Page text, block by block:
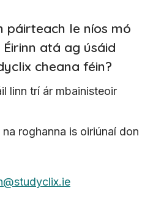
páirteach le níos mó
atá ag úsáid
cheana féin?
linn trí ár mbainisteoir
roghanna is oiriúnaí don